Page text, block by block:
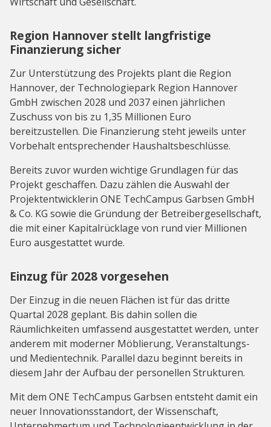
Region Hannover stellt langfristige
Finanzierung sicher
Zur Unterstützung des Projekts plant die Region
Hannover, der Technologiepark Region Hannover
GmbH zwischen 2028 und 2037 einen jährlichen
Zuschuss von bis zu 1,35 Millionen Euro
bereitzustellen. Die Finanzierung steht jeweils unter
Vorbehalt entsprechender Haushaltsbeschlüsse.
Bereits zuvor wurden wichtige Grundlagen für das
Projekt geschaffen. Dazu zählen die Auswahl der
Projektentwicklerin ONE TechCampus Garbsen GmbH
& Co. KG sowie die Gründung der Betreibergesellschaft,
die mit einer Kapitalrücklage von rund vier Millionen
Euro ausgestattet wurde.
Einzug für 2028 vorgesehen
Der Einzug in die neuen Flächen ist für das dritte
Quartal 2028 geplant. Bis dahin sollen die
Räumlichkeiten umfassend ausgestattet werden, unter
anderem mit moderner Möblierung, Veranstaltungs-
und Medientechnik. Parallel dazu beginnt bereits in
diesem Jahr der Aufbau der personellen Strukturen.
Mit dem ONE TechCampus Garbsen entsteht damit ein
neuer Innovationsstandort, der Wissenschaft,